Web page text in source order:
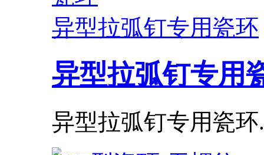
异型拉弧钉专用瓷环
异型拉弧钉专用
异型拉弧钉专用瓷环